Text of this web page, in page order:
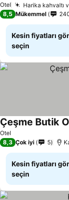
Otel Harika kahvaltı
8,5 Mükemmel
Kesin fiyatları
seçin
Otel
Çeşme Butik
8,3 Çok iyi 5
Kesin fiyatları
seçin